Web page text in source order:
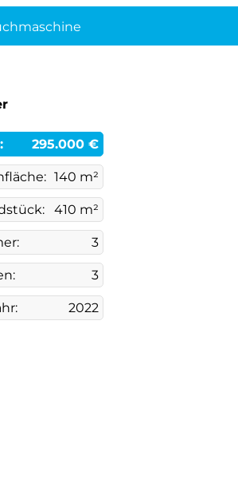
295.000 €
140 m²
410 m²
3
3
2022